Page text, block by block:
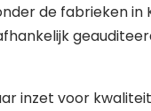
de fabrieken
inzet voor